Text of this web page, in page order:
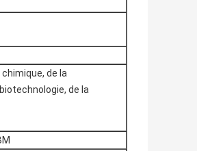
de la
de la